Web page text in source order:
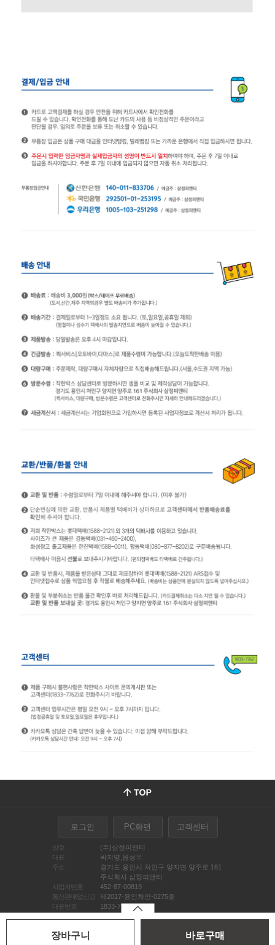
장바구니 바로구매
로그인 PC화면 고객센터
상호
(주)삼정피앤티
대표
박지영,원성우
주소
경기도 용인시 처인구 양지면 양주로 161
주식회사 삼정피앤티
사업자번호
452-87-00819
통신판매업신고
제2017-용인처인-0275호
대표번호
1833-7762
FAQ 이용약관 개인정보처리방침
copyright www.chakanbox.co.kr. All Rights Reserved.